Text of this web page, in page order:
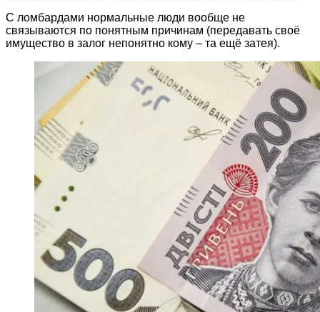
С ломбардами нормальные люди вообще не
связываются по понятным причинам (передавать своё
имущество в залог непонятно кому – та ещё затея).